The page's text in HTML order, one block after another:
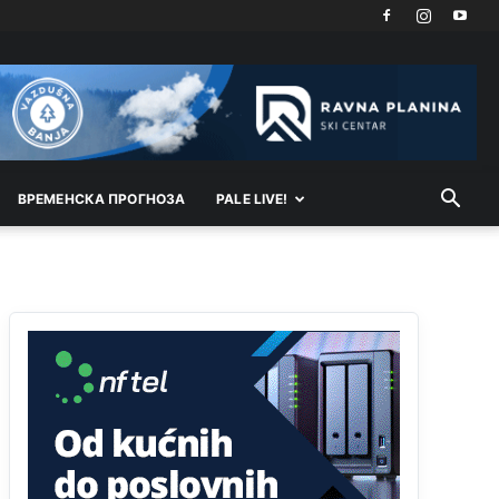
ВРEМEНСКА ПРОГНОЗА PALE LIVE!
povika,ma pusti ih ciganija...pocetkom ovog
vjeka,neko rece za Radovana i Ratka kaki su oni
srbi...i poce dalje da besjedi znam ja dobro sta je
bilo u Ag-ci...
Proguglajte
ja srce svima fajem,radujem se tudjoj sreci.I ko
ima i ko nema na iso ce mjesto leci!
Анонимно2810587 јуче
Nije u svijetu problem,nahraniti siromasnd,kako
nahraniti bogate!?
Анонимно2810587 јуче 11:26